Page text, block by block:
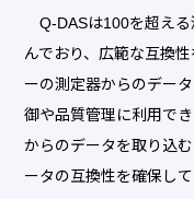
Q-DASは100を超える
んでおり、広範な互換
ーの測定器からのデー
御や品質管理に利用で
からのデータを取り込
ータの互換性を確保し